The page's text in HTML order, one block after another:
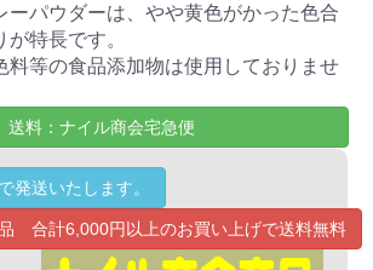
ーパウダーは、やや黄色がかった色合
特長です。
料等の食品添加物は使用しておりませ
送料：ナイル商会宅急便
発送いたします。
合計6,000円以上のお買い上げで送料無料